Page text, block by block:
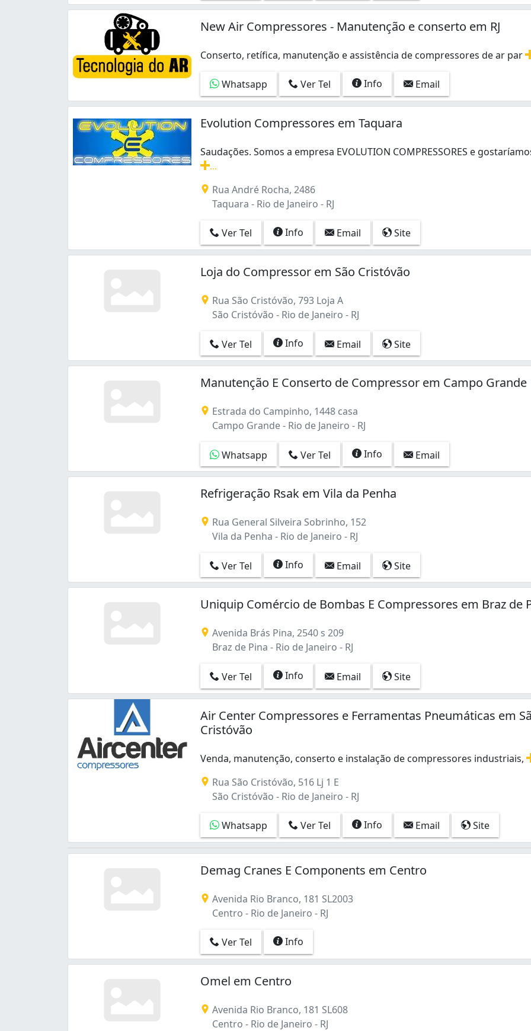
Engenho da Rainha (2)
Engenho de Dentro (1)
Gardênia Azul (1)
Laranjeiras (1)
Manguinhos (1)
Olaria (1)
Ramos (1)
Riachuelo (1)
Ricardo de Albuquerque (1)
São Cristóvão (3)
Taquara (1)
New Air Compressores - Manutenção e conserto em RJ
Conserto, retífica, manutenção e assistência de compressores de ar par
Conserto, retífica, manutenção e assistência de compressores de ar
Whatsapp
Ver Tel Info Email
Evolution Compressores em Taquara
Saudações. Somos a empresa EVOLUTION COMPRESSORES e
Saudações. Somos a empresa EVOLUTION COMPRESSORES e
Rua André Rocha, 2486
Taquara - Rio de Janeiro - RJ
Ver Tel Info Email Site
Loja do Compressor em São Cristóvão
Rua São Cristóvão, 793 Loja A
São Cristóvão - Rio de Janeiro - RJ
Ver Tel Info Email Site
Manutenção E Conserto de Compressor em Campo Grande
Estrada do Campinho, 1448 casa
Campo Grande - Rio de Janeiro - RJ
Whatsapp Ver Tel Info Email
Refrigeração Rsak em Vila da Penha
Rua General Silveira Sobrinho, 152
Vila da Penha - Rio de Janeiro - RJ
Ver Tel Info Email Site
Uniquip Comércio de Bombas E Compressores em Braz de
Avenida Brás Pina, 2540 s 209
Braz de Pina - Rio de Janeiro - RJ
Ver Tel Info Email Site
Air Center Compressores e Ferramentas Pneumáticas em
Cristóvão
Venda, manutenção, conserto e instalação de compressores industriais,
Rua São Cristóvão, 516 Lj 1 E
São Cristóvão - Rio de Janeiro - RJ
Whatsapp Ver Tel Info Email Site
Demag Cranes E Components em Centro
Avenida Rio Branco, 181 SL2003
Centro - Rio de Janeiro - RJ
Ver Tel Info
Omel em Centro
Avenida Rio Branco, 181 SL608
Centro - Rio de Janeiro - RJ